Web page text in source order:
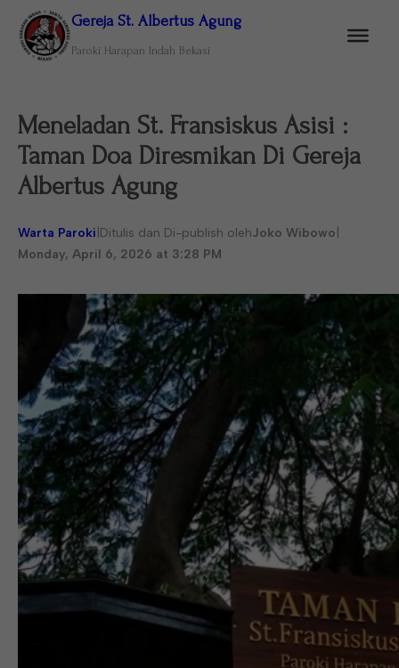
Gereja St. Albertus Agung
Paroki Harapan Indah Bekasi
Meneladan St. Fransiskus Asisi :
Taman Doa Diresmikan Di Gereja
Albertus Agung
Warta Paroki Ditulis dan Di-publish olehJoko Wibowo
Monday, April 6, 2026 at 3:28 PM